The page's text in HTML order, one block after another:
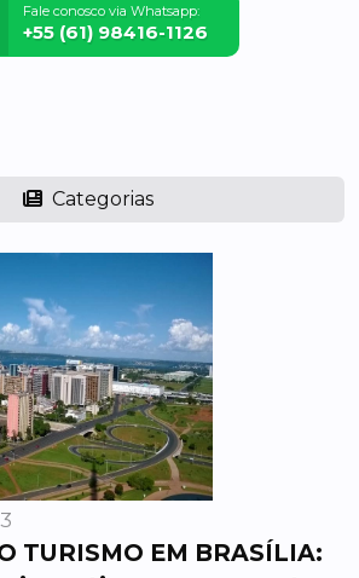
Fale conosco via Whatsapp:
+55 (61) 98416-1126
Categorias
TURISMO EM BRASÍLIA: